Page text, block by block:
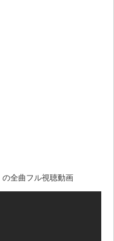
の全曲フル視聴動画